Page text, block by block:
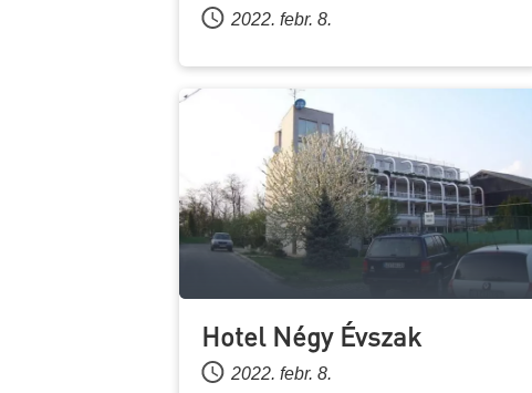
2022. febr. 8.
Hotel Négy Évszak
2022. febr. 8.